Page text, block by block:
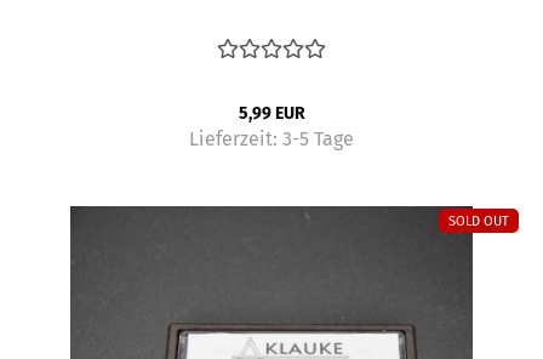
5,99 EUR
Lieferzeit: 3-5 Tage
SOLD OUT